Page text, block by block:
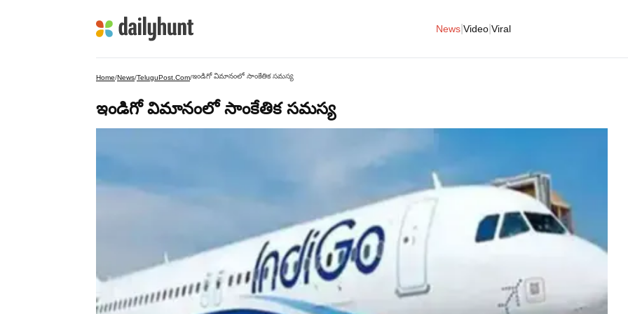
News Video Viral
Home/News/TeluguPost.com/ఇండిగో విమానంలో సాంకేతిక సమస్య
ఇండిగో విమానంలో సాంకేతిక సమస్య